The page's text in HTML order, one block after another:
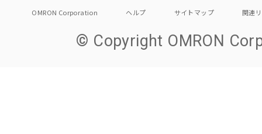
OMRON Corporation ヘルプ サイトマップ 関連
© Copyright OMRON